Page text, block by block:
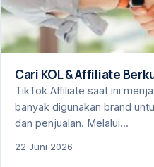
Cari KOL & Affiliate
TikTok Affiliate saat ini
banyak digunakan brand
dan penjualan. Melalui...
22 Juni 2026